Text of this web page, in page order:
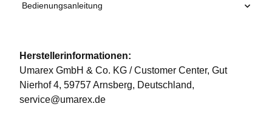
Bedienungsanleitung
Herstellerinformationen:
Umarex GmbH & Co. KG / Customer Center, Gut
Nierhof 4, 59757 Arnsberg, Deutschland,
service@umarex.de